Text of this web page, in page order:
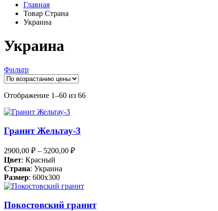
Главная
Товар Страна
Украина
Украина
Фильтр
Отображение 1–60 из 66Цены:
Гранит Жельтау-3
2900,00 ₽ – 5200,00 ₽
Цвет: Красный
Страна: Украина
Размер: 600x300
Покостовский гранит